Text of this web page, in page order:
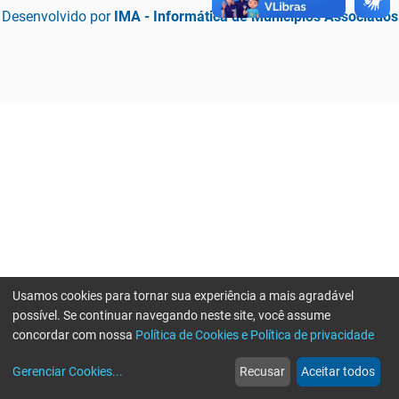
Desenvolvido por IMA - Informática de Municípios Associados
web
Notícias
more_horiz
Mais
Usamos cookies para tornar sua experiência a mais agradável
possível. Se continuar navegando neste site, você assume
concordar com nossa Política de Cookies e Política de privacidade
Gerenciar Cookies... Recusar Aceitar todos
Erro ao enviar informações, por favor tente novamente